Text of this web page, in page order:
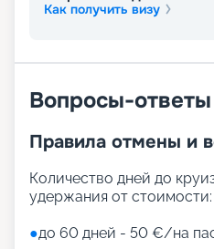
Маршруты лайнера MSC
Испании и Франции. На
нужные сведения –
палуб, цены путевок,
интерьеров. Вас ждет
того чтобы выбрать
воспользуйтесь услугой
Как получить визу
Вопросы-ответы
Правила отмены и
Количество дней до
удержания от стоимости:
●до 60 дней - 50 €/на